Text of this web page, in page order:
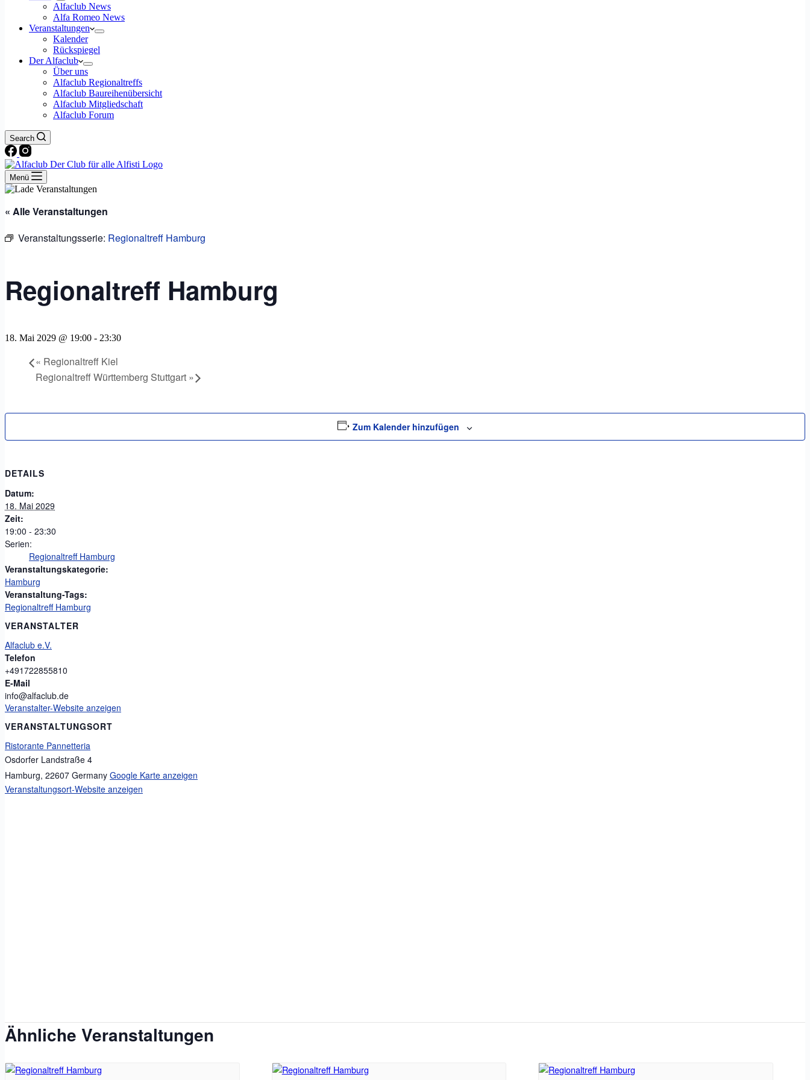
Alfaclub News
Alfa Romeo News
Veranstaltungen
Kalender
Rückspiegel
Der Alfaclub
Über uns
Alfaclub Regionaltreffs
Alfaclub Baureihenübersicht
Alfaclub Mitgliedschaft
Alfaclub Forum
Search
Menü
« Alle Veranstaltungen
Veranstaltungsserie: Regionaltreff Hamburg
Regionaltreff Hamburg
18. Mai 2029 @ 19:00 - 23:30
« Regionaltreff Kiel
Regionaltreff Württemberg Stuttgart »
Zum Kalender hinzufügen
DETAILS
Datum:
18. Mai 2029
Zeit:
19:00 - 23:30
Serien:
Regionaltreff Hamburg
Veranstaltungskategorie:
Hamburg
Veranstaltung-Tags:
Regionaltreff Hamburg
VERANSTALTER
Alfaclub e.V.
Telefon
+491722855810
E-Mail
info@alfaclub.de
Veranstalter-Website anzeigen
VERANSTALTUNGSORT
Ristorante Pannetteria
Osdorfer Landstraße 4
Hamburg, 22607 Germany Google Karte anzeigen
Veranstaltungsort-Website anzeigen
Ähnliche Veranstaltungen